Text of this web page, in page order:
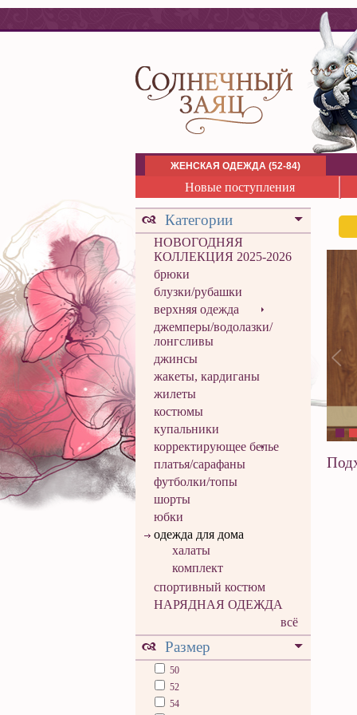
ЖЕНСКАЯ ОДЕЖДА (52-84)
Новые поступления
Категории
НОВОГОДНЯЯ
КОЛЛЕКЦИЯ 2025-2026
брюки
блузки/рубашки
верхняя одежда
джемперы/водолазки/
лонгсливы
джинсы
жакеты, кардиганы
жилеты
костюмы
купальники
корректирующее белье
платья/сарафаны
футболки/топы
шорты
юбки
одежда для дома
халаты
комплект
спортивный костюм
НАРЯДНАЯ ОДЕЖДА
всё
Размер
50
52
54